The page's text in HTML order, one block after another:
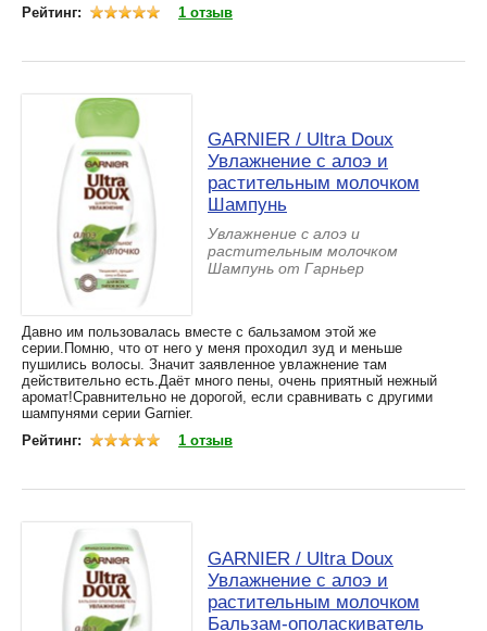
Рейтинг:
1 отзыв
GARNIER / Ultra Doux
Увлажнение c алоэ и
растительным молочком
Шампунь
Увлажнение c алоэ и
растительным молочком
Шампунь от Гарньер
Давно им пользовалась вместе с бальзамом этой же
серии.Помню, что от него у меня проходил зуд и меньше
пушились волосы. Значит заявленное увлажнение там
действительно есть.Даёт много пены, очень приятный нежный
аромат!Сравнительно не дорогой, если сравнивать с другими
шампунями серии Garnier.
Рейтинг:
1 отзыв
GARNIER / Ultra Doux
Увлажнение c алоэ и
растительным молочком
Бальзам-ополаскиватель